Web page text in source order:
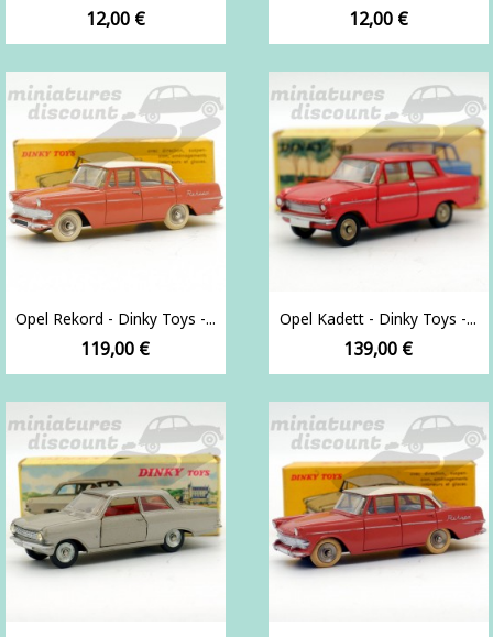
Prix
12,00 € Prix
12,00 €
Opel Rekord - Dinky Toys -...
Prix
119,00 €
Opel Kadett - Dinky Toys -...
Prix
139,00 €